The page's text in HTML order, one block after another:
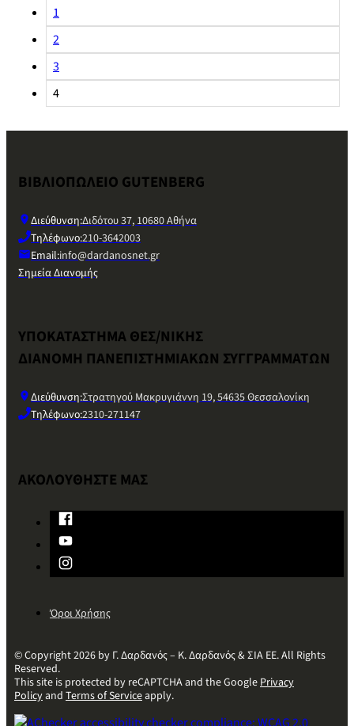
1
2
3
4
ΒΙΒΛΙΟΠΩΛΕΙΟ GUTENBERG
Διεύθυνση:Διδότου 37, 10680 Αθήνα
Τηλέφωνο:210-3642003
Email:info@dardanosnet.gr
Σημεία Διανομής
ΥΠΟΚΑΤΑΣΤΗΜΑ ΘΕΣ/ΝΙΚΗΣ
ΔΙΑΝΟΜΗ ΠΑΝΕΠΙΣΤΗΜΙΑΚΩΝ ΣΥΓΓΡΑΜΜΑΤΩΝ
Διεύθυνση:Στρατηγού Μακρυγιάννη 19, 54635 Θεσσαλονίκη
Τηλέφωνο:2310-271147
ΑΚΟΛΟΥΘΗΣΤΕ ΜΑΣ
Όροι Χρήσης
© Copyright 2026 by Γ. Δαρδανός – Κ. Δαρδανός & ΣΙΑ ΕΕ. All Rights
Reserved.
This site is protected by reCAPTCHA and the GooglePrivacy
Policyand Terms of Serviceapply.